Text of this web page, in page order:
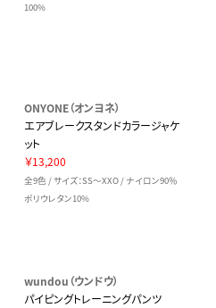
100%
ONYONE（オンヨネ）
エアブレークスタンドカラージャケ
ット
￥13,200
全9色 / サイズ：SS～XXO / ナイロン90％
ポリウレタン10%
wundou（ウンドウ）
パイピングトレーニングパンツ